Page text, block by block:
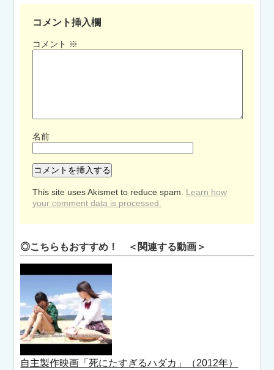
コメント挿入欄
コメント ※
名前
This site uses Akismet to reduce spam. Learn how
your comment data is processed.
◎こちらもおすすめ！ ＜関連する動画＞
自主製作映画「死にたすぎるハダカ」（2012年）